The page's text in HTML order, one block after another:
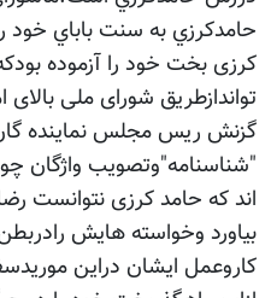
حامدكرزي به سنت باباي خود
کرزی بخت خود را آزموده
تواندازطریق شورای ملی بالای
گزنش ریس مجلس نماینده
"شناسنامه"وتصويب واژگان
اند که حامد کرزی نتوانست
بیاورد وخواسته هایش
كاروعمل ايشان دراين